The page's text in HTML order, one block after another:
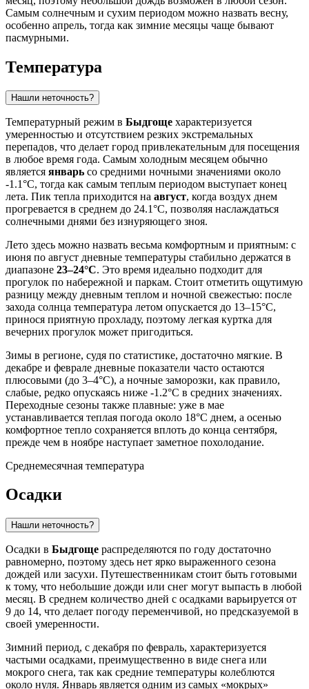
Самым солнечным и сухим периодом можно назвать весну,
особенно апрель, тогда как зимние месяцы чаще бывают
пасмурными.
Температура
Нашли неточность?
Температурный режим в Быдгоще характеризуется
умеренностью и отсутствием резких экстремальных
перепадов, что делает город привлекательным для посещения
в любое время года. Самым холодным месяцем обычно
является январь со средними ночными значениями около
-1.1°C, тогда как самым теплым периодом выступает конец
лета. Пик тепла приходится на август, когда воздух днем
прогревается в среднем до 24.1°C, позволяя наслаждаться
солнечными днями без изнуряющего зноя.
Лето здесь можно назвать весьма комфортным и приятным: с
июня по август дневные температуры стабильно держатся в
диапазоне 23–24°C. Это время идеально подходит для
прогулок по набережной и паркам. Стоит отметить ощутимую
разницу между дневным теплом и ночной свежестью: после
захода солнца температура летом опускается до 13–15°C,
принося приятную прохладу, поэтому легкая куртка для
вечерних прогулок может пригодиться.
Зимы в регионе, судя по статистике, достаточно мягкие. В
декабре и феврале дневные показатели часто остаются
плюсовыми (до 3–4°C), а ночные заморозки, как правило,
слабые, редко опускаясь ниже -1.2°C в средних значениях.
Переходные сезоны также плавные: уже в мае
устанавливается теплая погода около 18°C днем, а осенью
комфортное тепло сохраняется вплоть до конца сентября,
прежде чем в ноябре наступает заметное похолодание.
Среднемесячная температура
Осадки
Нашли неточность?
Осадки в Быдгоще распределяются по году достаточно
равномерно, поэтому здесь нет ярко выраженного сезона
дождей или засухи. Путешественникам стоит быть готовыми
к тому, что небольшие дожди или снег могут выпасть в любой
месяц. В среднем количество дней с осадками варьируется от
9 до 14, что делает погоду переменчивой, но предсказуемой в
своей умеренности.
Зимний период, с декабря по февраль, характеризуется
частыми осадками, преимущественно в виде снега или
мокрого снега, так как средние температуры колеблются
около нуля. Январь является одним из самых «мокрых»